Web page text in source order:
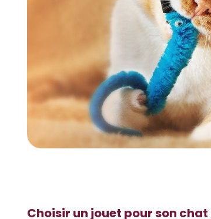
Choisir un jouet pour son